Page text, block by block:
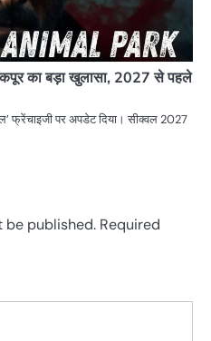
कपूर का बड़ा खुलासा, 2027 से पहले
फ्रेंचाइजी पर अपडेट दिया। सीक्वल 2027
be published. Required